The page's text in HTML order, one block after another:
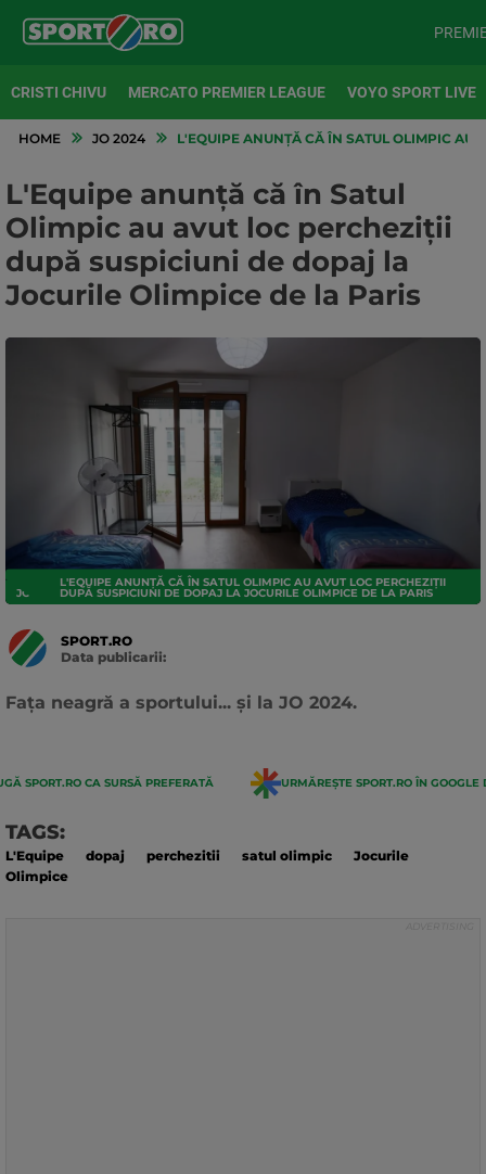
CRISTI CHIVU MERCATO PREMIER LEAGUE VOYO SPORT LIVE
HOME JO 2024 L'EQUIPE ANUNȚĂ CĂ ÎN SATUL OLIMPIC AU
L'Equipe anunță că în Satul
Olimpic au avut loc percheziții
după suspiciuni de dopaj la
Jocurile Olimpice de la Paris
JO 2024
L'EQUIPE ANUNȚĂ CĂ ÎN SATUL OLIMPIC AU AVUT LOC PERCHEZIȚII
DUPĂ SUSPICIUNI DE DOPAJ LA JOCURILE OLIMPICE DE LA PARIS
SPORT.RO
Data publicarii:
Fața neagră a sportului... și la JO 2024.
SPORT.RO CA SURSĂ PREFERATĂ URMĂREȘTE SPORT.RO ÎN GOOGLE
TAGS:
L'Equipe dopaj perchezitii satul olimpic
Jocurile
Olimpice